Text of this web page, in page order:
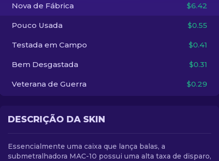
PT-BR
Nova de Fábrica $6.42
Pouco Usada $0.55
Testada em Campo $0.41
Bem Desgastada $0.31
Veterana de Guerra $0.29
DESCRIÇÃO DA SKIN
Essencialmente uma caixa que lança balas, a
submetralhadora MAC-10 possui uma alta taxa de disparo,